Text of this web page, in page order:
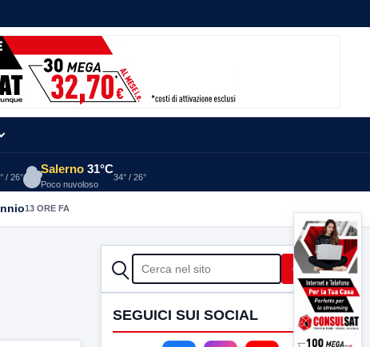
/ 26°
Salerno 31°C
Poco nuvoloso
34° / 26°
13 ORE FA
CERCA Cerca
SEGUICI SUI SOCIAL